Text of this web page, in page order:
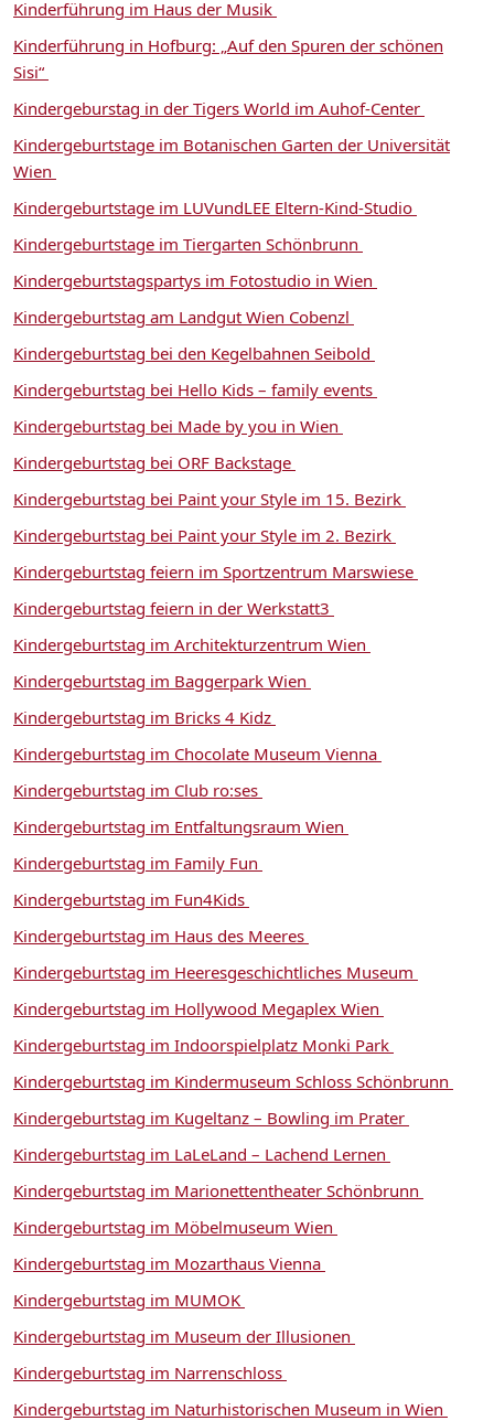
Kinderführung im Haus der Musik
Kinderführung in Hofburg: „Auf den Spuren der schönen
Sisi“
Kindergeburstag in der Tigers World im Auhof-Center
Kindergeburtstage im Botanischen Garten der Universität
Wien
Kindergeburtstage im LUVundLEE Eltern-Kind-Studio
Kindergeburtstage im Tiergarten Schönbrunn
Kindergeburtstagspartys im Fotostudio in Wien
Kindergeburtstag am Landgut Wien Cobenzl
Kindergeburtstag bei den Kegelbahnen Seibold
Kindergeburtstag bei Hello Kids – family events
Kindergeburtstag bei Made by you in Wien
Kindergeburtstag bei ORF Backstage
Kindergeburtstag bei Paint your Style im 15. Bezirk
Kindergeburtstag bei Paint your Style im 2. Bezirk
Kindergeburtstag feiern im Sportzentrum Marswiese
Kindergeburtstag feiern in der Werkstatt3
Kindergeburtstag im Architekturzentrum Wien
Kindergeburtstag im Baggerpark Wien
Kindergeburtstag im Bricks 4 Kidz
Kindergeburtstag im Chocolate Museum Vienna
Kindergeburtstag im Club ro:ses
Kindergeburtstag im Entfaltungsraum Wien
Kindergeburtstag im Family Fun
Kindergeburtstag im Fun4Kids
Kindergeburtstag im Haus des Meeres
Kindergeburtstag im Heeresgeschichtliches Museum
Kindergeburtstag im Hollywood Megaplex Wien
Kindergeburtstag im Indoorspielplatz Monki Park
Kindergeburtstag im Kindermuseum Schloss Schönbrunn
Kindergeburtstag im Kugeltanz – Bowling im Prater
Kindergeburtstag im LaLeLand – Lachend Lernen
Kindergeburtstag im Marionettentheater Schönbrunn
Kindergeburtstag im Möbelmuseum Wien
Kindergeburtstag im Mozarthaus Vienna
Kindergeburtstag im MUMOK
Kindergeburtstag im Museum der Illusionen
Kindergeburtstag im Narrenschloss
Kindergeburtstag im Naturhistorischen Museum in Wien